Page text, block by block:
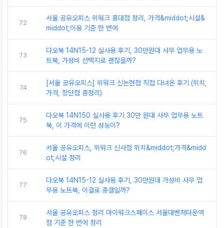
72
서울 공유오피스 위워크 홍대점 정리, 가격&middot;시설&
middot;이용 기준 한 번에
73
다오북 14N15-12 실사용 후기, 30만원대 사무 업무용 노
트북, 가성비 선택지로 괜찮을까?
74
[서울 공유오피스] 위워크 신논현점 직접 다녀온 후기 (위치,
가격, 장단점 총정리)
75
다오북 14N150 실사용 후기 30만 원대 사무 업무용 노트
북, 이 가격에 이런 성능이?
76
서울 공유오피스, 위워크 신사점 위치&middot;가격&midd
ot;시설 정리
77
다오북 14N15-12 실사용 후기, 30만원대 가성비 사무 업
무용 노트북, 이걸로 종결일까?
78
서울 공유오피스 정리 마이워크스페이스 서울대벤처타운역
점 기준 한 번에 정리